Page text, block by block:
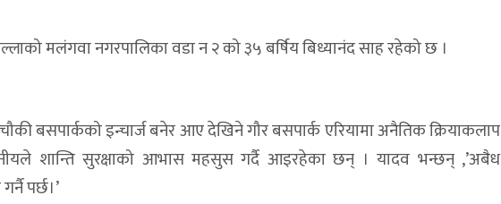
मलंगवा नगरपालिका वडा न २ को ३५ बर्षिय बिध्यानंद साह रहेको छ ।
बसपार्कको इन्चार्ज बनेर आए देखिने गौर बसपार्क एरियामा अनैतिक क्रियाकलाप
शान्ति सुरक्षाको आभास महसुस गर्दै आइरहेका छन् । यादव भन्छन् ,’अबैध
पर्छ।’